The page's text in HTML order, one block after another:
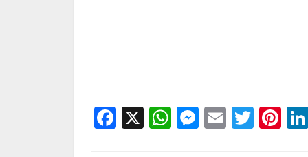
Facebook
X WhatsApp
Messenger
Email